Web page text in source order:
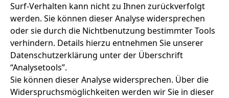
Surf-Verhalten kann nicht zu Ihnen zurückverfolgt
werden. Sie können dieser Analyse widersprechen
oder sie durch die Nichtbenutzung bestimmter Tools
verhindern. Details hierzu entnehmen Sie unserer
Datenschutzerklärung unter der Überschrift
“Analysetools”.
Sie können dieser Analyse widersprechen. Über die
Widerspruchsmöglichkeiten werden wir Sie in dieser